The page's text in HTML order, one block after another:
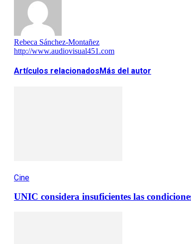
Rebeca Sánchez-Montañez
http://www.audiovisual451.com
Artículos relacionados Más del autor
Cine
UNIC considera insuficientes las